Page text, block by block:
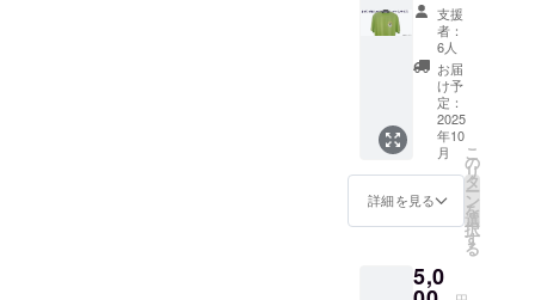
につい
て 素
材：真
鍮 サイ
ズ：30
㎜×24㎜
※送料、
消費税
込みの
金額で
す。
「まぜ
こぜむ
ら」の
イメー
ジで、
いやし
の空間
と始動
を表す
黄緑色
のTシャ
シャツ
を着
ジナルT
シャツ
（Lサイ
ズ）】
障がい
の有無
や年
齢、立
場に関
係な
く、す
べての
人が自
ざり合
えるよ
支援
者：
6人
お届
け予
定：
2025
年10
月
詳細を見る
こ
の
リ
タ
ー
ン
を
選
択
す
る
5,0